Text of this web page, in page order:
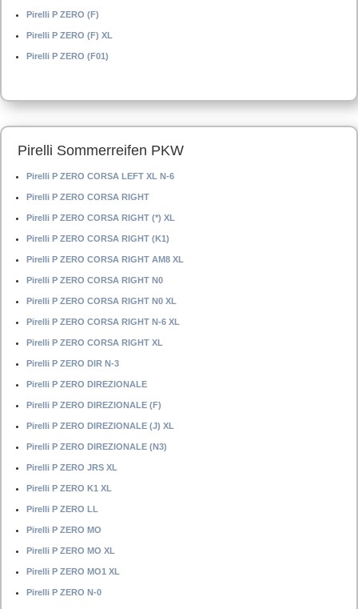
Pirelli P ZERO (F)
Pirelli P ZERO (F) XL
Pirelli P ZERO (F01)
Pirelli Sommerreifen PKW
Pirelli P ZERO CORSA LEFT XL N-6
Pirelli P ZERO CORSA RIGHT
Pirelli P ZERO CORSA RIGHT (*) XL
Pirelli P ZERO CORSA RIGHT (K1)
Pirelli P ZERO CORSA RIGHT AM8 XL
Pirelli P ZERO CORSA RIGHT N0
Pirelli P ZERO CORSA RIGHT N0 XL
Pirelli P ZERO CORSA RIGHT N-6 XL
Pirelli P ZERO CORSA RIGHT XL
Pirelli P ZERO DIR N-3
Pirelli P ZERO DIREZIONALE
Pirelli P ZERO DIREZIONALE (F)
Pirelli P ZERO DIREZIONALE (J) XL
Pirelli P ZERO DIREZIONALE (N3)
Pirelli P ZERO JRS XL
Pirelli P ZERO K1 XL
Pirelli P ZERO LL
Pirelli P ZERO MO
Pirelli P ZERO MO XL
Pirelli P ZERO MO1 XL
Pirelli P ZERO N-0